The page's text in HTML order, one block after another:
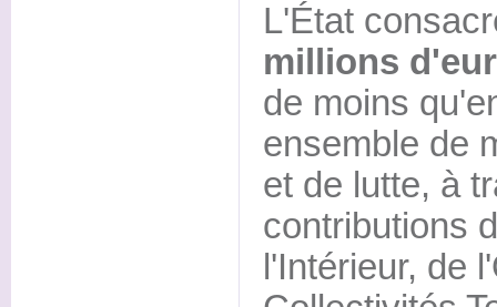
L'État
millions
de moins
ensemble de
et de lutte, à
contributions
l'Intérieur, de